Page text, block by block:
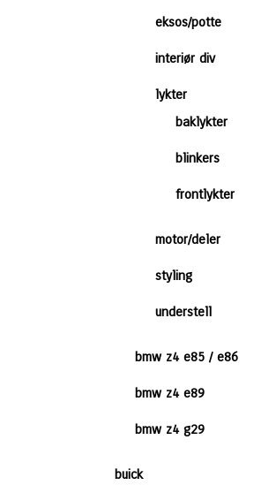
eksos/potte
interiør div
lykter
baklykter
blinkers
frontlykter
motor/deler
styling
understell
bmw z4 e85 / e86
bmw z4 e89
bmw z4 g29
buick